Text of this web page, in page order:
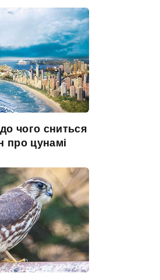
чого сниться
про цунамі